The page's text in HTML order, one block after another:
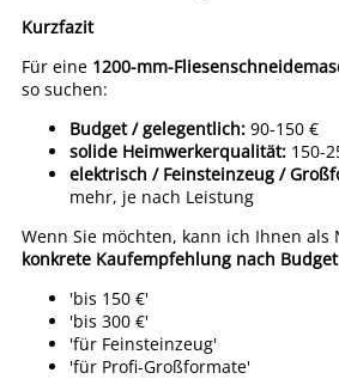
Kurzfazit
Für eine 1200-mm-
so suchen:
Budget / gelegentlich: 90-150 €
solide Heimwerkerqualität: 150-
elektrisch / Feinsteinzeug /
mehr, je nach Leistung
Wenn Sie möchten, kann ich Ihnen als
konkrete Kaufempfehlung nach Budget
'bis 150 €'
'bis 300 €'
'für Feinsteinzeug'
'für Profi-Großformate'